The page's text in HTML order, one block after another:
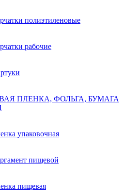
полиэтиленовые
рабочие
ПЛЕНКА, ФОЛЬГА, БУМАГА
упаковочная
пищевой
пищевая